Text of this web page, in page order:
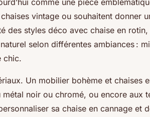
comme une pièce
vintage ou souhaitent donner
des styles déco avec chaise en
selon différentes ambiances :
chic.
Un mobilier bohème et chaises
noir ou chromé, ou encore aux
sa chaise en cannage et